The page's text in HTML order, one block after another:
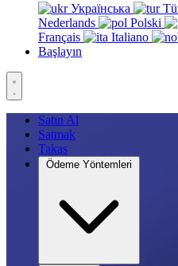
Українська
Nederlands
Polski
Français
Italiano
Başlayın
Satın Al
Satmak
Takas
Ödeme Yöntemleri